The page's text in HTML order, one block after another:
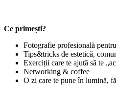
Ce primești?
Fotografie profesională
Tips&tricks de estetică,
Exerciții care te ajută să te
Networking & coffee
O zi care te pune în lumină,